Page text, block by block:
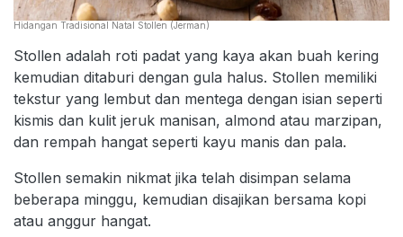
Hidangan Tradisional Natal Stollen (Jerman)
Stollen adalah roti padat yang kaya akan buah kering
kemudian ditaburi dengan gula halus. Stollen memiliki
tekstur yang lembut dan mentega dengan isian seperti
kismis dan kulit jeruk manisan, almond atau marzipan,
dan rempah hangat seperti kayu manis dan pala.
Stollen semakin nikmat jika telah disimpan selama
beberapa minggu, kemudian disajikan bersama kopi
atau anggur hangat.